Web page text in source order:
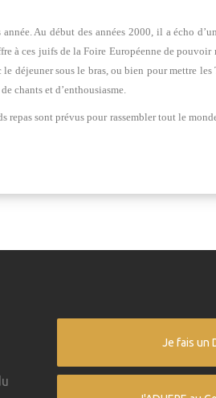
Au début des années 2000, il a écho
à ces juifs de la Foire Européenne de pouvoir
déjeuner sous le bras, ou bien pour mettre
chants et d’enthousiasme.
repas sont prévus pour rassembler tout le
Je fais un